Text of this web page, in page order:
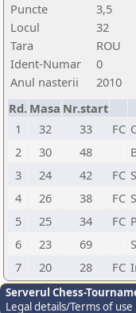
Puncte
3,5
Locul
32
Tara
ROU
Ident-Numar
0
Anul nasterii
2010
Rd. Masa Nr.start
1
32 33 FC
2
30 48
3
24 42 FC
4
26 38 FC
5
25 34 FC
6
23 69
7
20 28 FC
Serverul Chess-
Legal details/Terms of use